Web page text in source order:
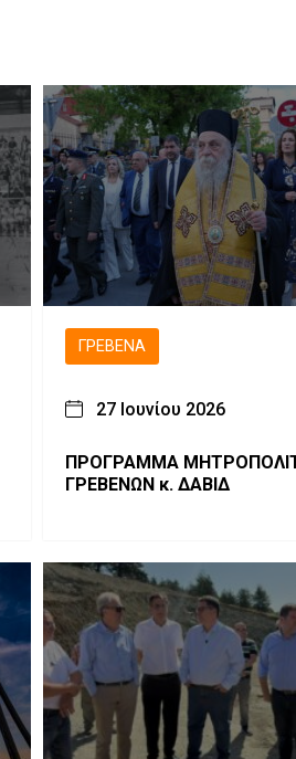
ΓΡΕΒΕΝΆ
27 Ιουνίου 2026
ΠΡΟΓΡΑΜΜΑ
ΓΡΕΒΕΝΩΝ κ. ΔΑΒΙΔ